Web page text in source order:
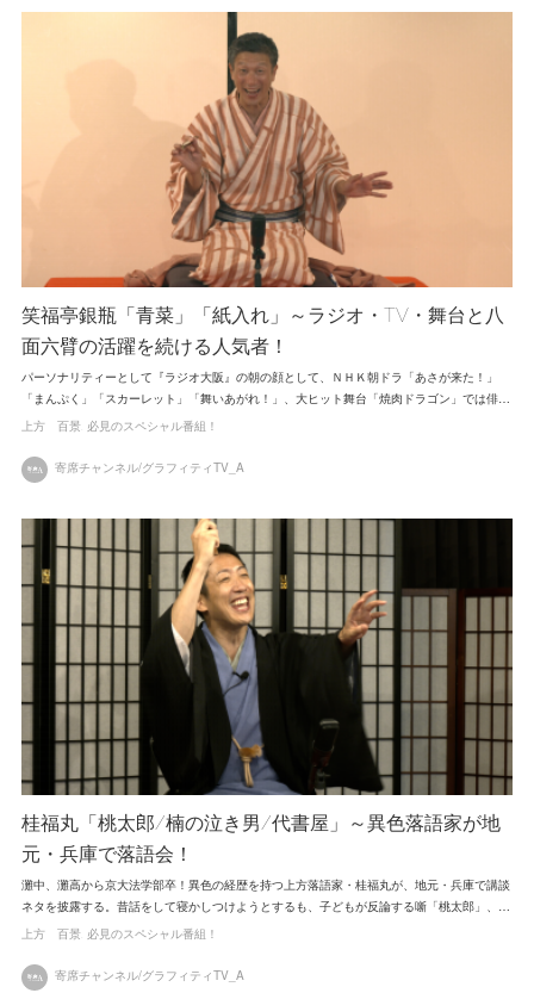
笑福亭銀瓶「青菜」「紙入れ」～ラジオ・TV・舞台と八
面六臂の活躍を続ける人気者！
パーソナリティーとして『ラジオ大阪』の朝の顔として、ＮＨＫ朝ドラ「あさが来た！」
「まんぷく」「スカーレット」「舞いあがれ！」、大ヒット舞台「焼肉ドラゴン」では俳…
上方 百景 必見のスペシャル番組！
寄席チャンネル/グラフィティTV_A
桂福丸「桃太郎/楠の泣き男/代書屋」～異色落語家が地
元・兵庫で落語会！
灘中、灘高から京大法学部卒！異色の経歴を持つ上方落語家・桂福丸が、地元・兵庫で講談
ネタを披露する。昔話をして寝かしつけようとするも、子どもが反論する噺「桃太郎」、…
上方 百景 必見のスペシャル番組！
寄席チャンネル/グラフィティTV_A